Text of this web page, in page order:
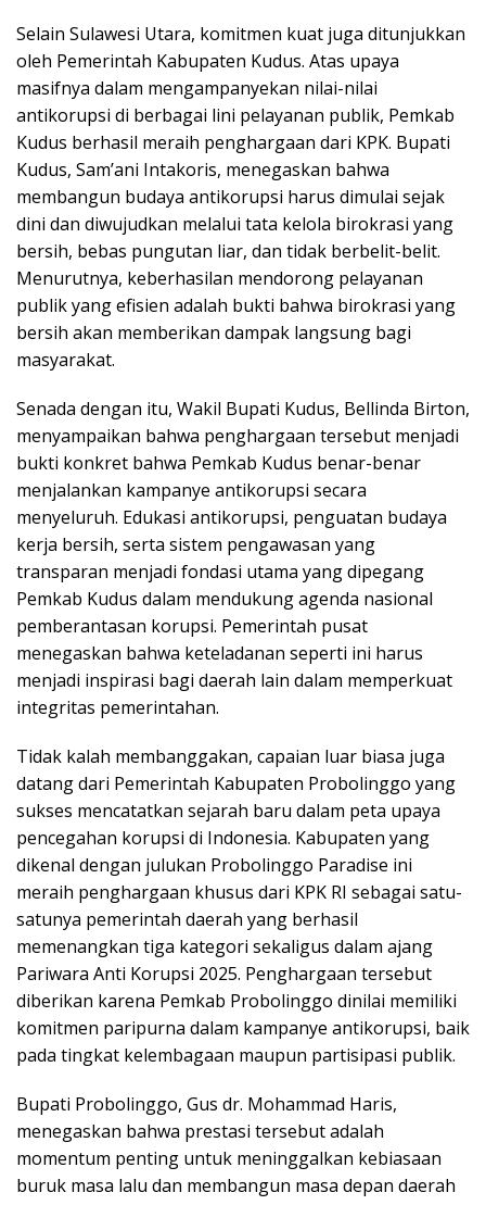
Selain Sulawesi Utara, komitmen kuat juga ditunjukkan
oleh Pemerintah Kabupaten Kudus. Atas upaya
masifnya dalam mengampanyekan nilai-nilai
antikorupsi di berbagai lini pelayanan publik, Pemkab
Kudus berhasil meraih penghargaan dari KPK. Bupati
Kudus, Sam’ani Intakoris, menegaskan bahwa
membangun budaya antikorupsi harus dimulai sejak
dini dan diwujudkan melalui tata kelola birokrasi yang
bersih, bebas pungutan liar, dan tidak berbelit-belit.
Menurutnya, keberhasilan mendorong pelayanan
publik yang efisien adalah bukti bahwa birokrasi yang
bersih akan memberikan dampak langsung bagi
masyarakat.
Senada dengan itu, Wakil Bupati Kudus, Bellinda Birton,
menyampaikan bahwa penghargaan tersebut menjadi
bukti konkret bahwa Pemkab Kudus benar-benar
menjalankan kampanye antikorupsi secara
menyeluruh. Edukasi antikorupsi, penguatan budaya
kerja bersih, serta sistem pengawasan yang
transparan menjadi fondasi utama yang dipegang
Pemkab Kudus dalam mendukung agenda nasional
pemberantasan korupsi. Pemerintah pusat
menegaskan bahwa keteladanan seperti ini harus
menjadi inspirasi bagi daerah lain dalam memperkuat
integritas pemerintahan.
Tidak kalah membanggakan, capaian luar biasa juga
datang dari Pemerintah Kabupaten Probolinggo yang
sukses mencatatkan sejarah baru dalam peta upaya
pencegahan korupsi di Indonesia. Kabupaten yang
dikenal dengan julukan Probolinggo Paradise ini
meraih penghargaan khusus dari KPK RI sebagai satu-
satunya pemerintah daerah yang berhasil
memenangkan tiga kategori sekaligus dalam ajang
Pariwara Anti Korupsi 2025. Penghargaan tersebut
diberikan karena Pemkab Probolinggo dinilai memiliki
komitmen paripurna dalam kampanye antikorupsi, baik
pada tingkat kelembagaan maupun partisipasi publik.
Bupati Probolinggo, Gus dr. Mohammad Haris,
menegaskan bahwa prestasi tersebut adalah
momentum penting untuk meninggalkan kebiasaan
buruk masa lalu dan membangun masa depan daerah